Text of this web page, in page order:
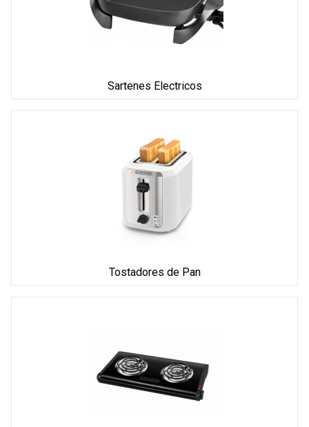
Sartenes Electricos
Tostadores de Pan